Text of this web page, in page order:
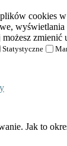
Jak to
cookies
Statystyczne